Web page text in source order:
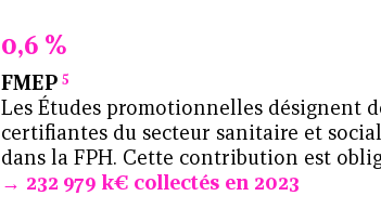
0,6 %
FMEP5
Les Études promotionnelles désignent
certifiantes du secteur sanitaire et
dans la FPH. Cette contribution est
232 979 k€ collectés en 2023